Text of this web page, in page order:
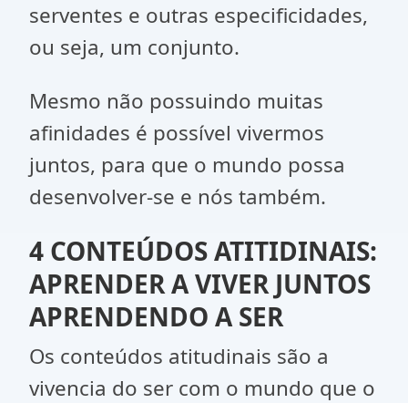
serventes e outras especificidades,
ou seja, um conjunto.
Mesmo não possuindo muitas
afinidades é possível vivermos
juntos, para que o mundo possa
desenvolver-se e nós também.
4 CONTEÚDOS ATITIDINAIS:
APRENDER A VIVER JUNTOS
APRENDENDO A SER
Os conteúdos atitudinais são a
vivencia do ser com o mundo que o